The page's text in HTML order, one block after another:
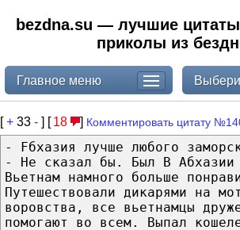
bezdna.su — лучшие
приколы из
Главное меню
[+ 33 - ] [ 18 ] Комментировать цитату
- Fбхазия лучше любого
- Не сказал бы. Был В Абхазии
Вьетнам намного больше
Путешествовали дикарями на
воровства, все вьетнамцы
помогают во всем. Выпал